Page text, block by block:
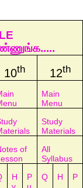
10th 12th
Main
Menu
Study
Materials
of
All
Syllabus
H
P
Q H P